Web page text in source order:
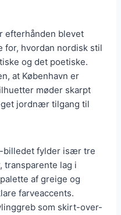
efterhånden blevet
for, hvordan nordisk stil
og det poetiske.
at København er
møder skarpt
jordnær tilgang til
billedet fylder især tre
transparente lag i
af greige og
farveaccents.
som skirt-over-